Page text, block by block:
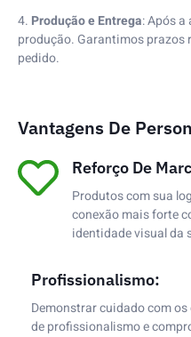
4. Produção e Entrega: Após
produção. Garantimos prazos
pedido.
Vantagens De
Reforço De
Produtos com sua
conexão mais forte
identidade visual da
Profissionalismo:
Demonstrar cuidado com
de profissionalismo e